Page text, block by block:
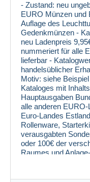
- Zustand: neu
EURO Münzen und
Auflage des
Gedenkmünzen -
neu Ladenpreis
nummeriert für alle
lieferbar -
handelsüblicher
Motiv: siehe
Kataloges mit
Hauptausgaben
alle anderen
Euro-Landes
Rollenware,
verausgabten
oder 100€ der
Raumes und
katalogisiert die
Katalog bewertet
Ländern wie